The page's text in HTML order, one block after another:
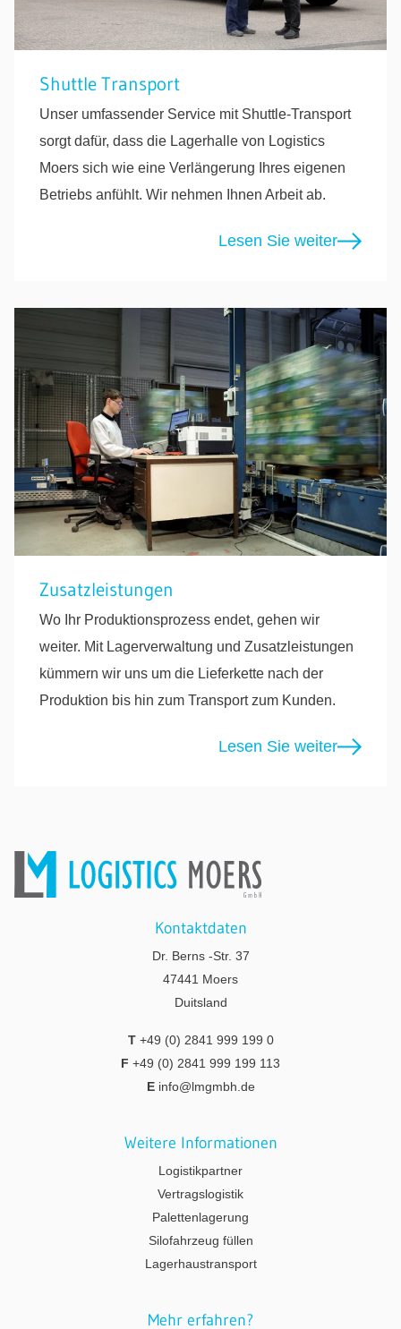
Shuttle Transport
Unser umfassender Service mit Shuttle-Transport
sorgt dafür, dass die Lagerhalle von Logistics
Moers sich wie eine Verlängerung Ihres eigenen
Betriebs anfühlt. Wir nehmen Ihnen Arbeit ab.
Lesen Sie weiter
Zusatzleistungen
Wo Ihr Produktionsprozess endet, gehen wir
weiter. Mit Lagerverwaltung und Zusatzleistungen
kümmern wir uns um die Lieferkette nach der
Produktion bis hin zum Transport zum Kunden.
Lesen Sie weiter
Kontaktdaten
Dr. Berns -Str. 37
47441 Moers
Duitsland
T +49 (0) 2841 999 199 0
F +49 (0) 2841 999 199 113
E info@lmgmbh.de
Weitere Informationen
Logistikpartner
Vertragslogistik
Palettenlagerung
Silofahrzeug füllen
Lagerhaustransport
Mehr erfahren?